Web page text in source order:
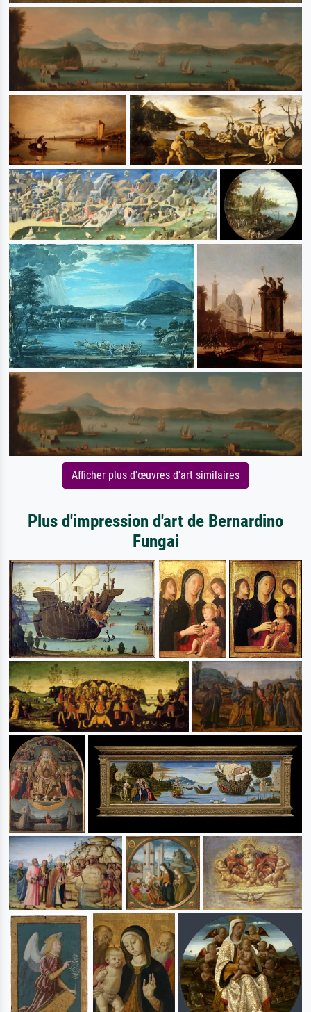
Afficher plus d'œuvres d'art similaires
Plus d'impression d'art de Bernardino
Fungai